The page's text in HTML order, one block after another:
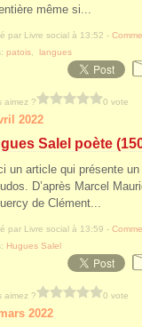
même si...
par Livre social à 13:52 -
patois langues
aimez ? 0 vote
2022
Salel poète
un article qui présente
D’après Marcel
de Clément...
par Livre social à 13:59 -
Hugues Salel
aimez ? 0 vote
2022